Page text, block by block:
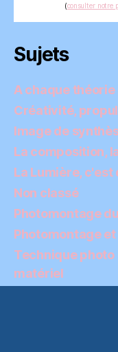
(consulter notre
Sujets
A chaque
Créativité,
Image de
La composition,
La Lumière, c'est
Non classé
Photomontage
Photomontage
Technique photo
matériel